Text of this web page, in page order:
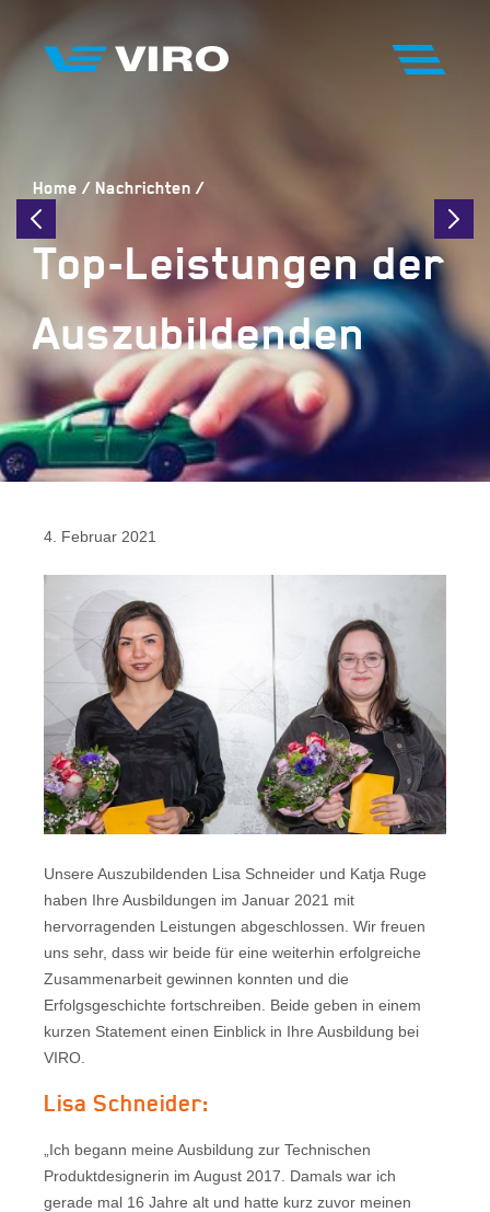
Home Nachrichten
Top-Leistungen der
Auszubildenden
4. Februar 2021
Unsere Auszubildenden Lisa Schneider und Katja Ruge
haben Ihre Ausbildungen im Januar 2021 mit
hervorragenden Leistungen abgeschlossen. Wir freuen
uns sehr, dass wir beide für eine weiterhin erfolgreiche
Zusammenarbeit gewinnen konnten und die
Erfolgsgeschichte fortschreiben. Beide geben in einem
kurzen Statement einen Einblick in Ihre Ausbildung bei
VIRO.
Lisa Schneider:
„Ich begann meine Ausbildung zur Technischen
Produktdesignerin im August 2017. Damals war ich
gerade mal 16 Jahre alt und hatte kurz zuvor meinen